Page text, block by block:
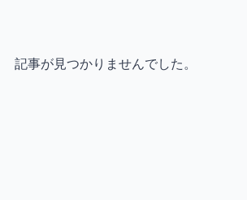
記事が見つかりませんでした。